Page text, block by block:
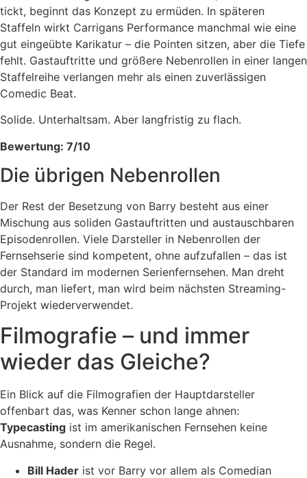
tickt, beginnt das Konzept zu ermüden. In späteren
Staffeln wirkt Carrigans Performance manchmal wie eine
gut eingeübte Karikatur – die Pointen sitzen, aber die Tiefe
fehlt. Gastauftritte und größere Nebenrollen in einer langen
Staffelreihe verlangen mehr als einen zuverlässigen
Comedic Beat.
Solide. Unterhaltsam. Aber langfristig zu flach.
Bewertung: 7/10
Die übrigen Nebenrollen
Der Rest der Besetzung von Barry besteht aus einer
Mischung aus soliden Gastauftritten und austauschbaren
Episodenrollen. Viele Darsteller in Nebenrollen der
Fernsehserie sind kompetent, ohne aufzufallen – das ist
der Standard im modernen Serienfernsehen. Man dreht
durch, man liefert, man wird beim nächsten Streaming-
Projekt wiederverwendet.
Filmografie – und immer
wieder das Gleiche?
Ein Blick auf die Filmografien der Hauptdarsteller
offenbart das, was Kenner schon lange ahnen:
Typecasting ist im amerikanischen Fernsehen keine
Ausnahme, sondern die Regel.
Bill Hader ist vor Barry vor allem als Comedian